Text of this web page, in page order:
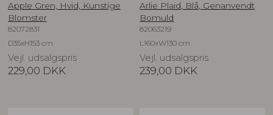
Apple Gren, Hvid, Kunstige
Blomster
82072831
D35xH153 cm
Vejl. udsalgspris
229,00 DKK
Arlie Plaid, Blå, Genanvendt
Bomuld
82063219
L160xW130 cm
Vejl. udsalgspris
239,00 DKK